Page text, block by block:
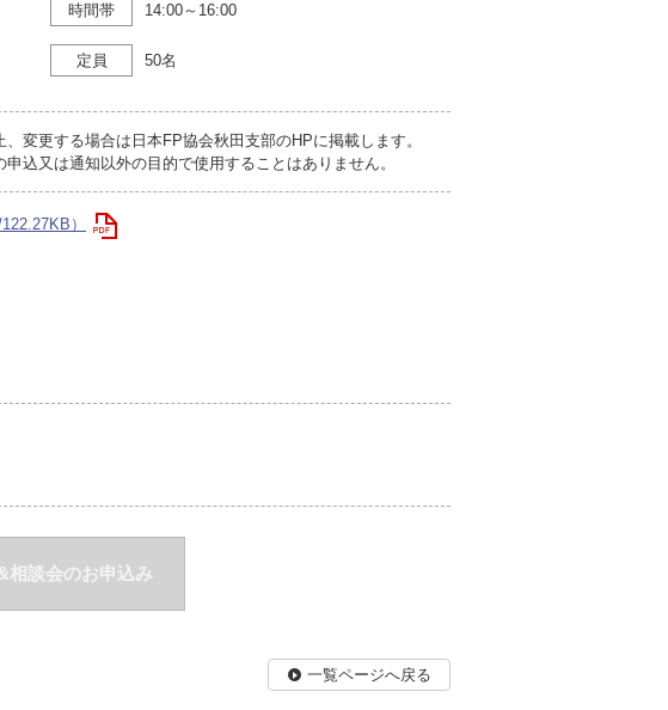
時間帯 14:00～16:00
定員 50名
変更する場合は日本FP協会秋田支部のHPに掲載します。
込又は通知以外の目的で使用することはありません。
）
相談会のお申込み
一覧ページへ戻る